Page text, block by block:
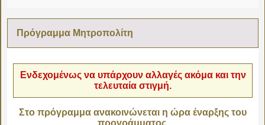
Πρόγραμμα Μητροπολίτη
Ενδεχομένως να υπάρχουν αλλαγές ακόμα και την
τελευταία στιγμή.
Στο πρόγραμμα ανακοινώνεται η ώρα έναρξης του